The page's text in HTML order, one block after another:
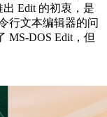
出 Edit 的初衷，是
行文本编辑器的问
MS-DOS Edit，但